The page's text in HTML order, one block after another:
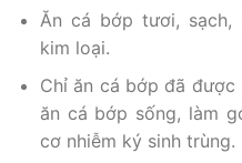
Ăn cá bớp tươi, sạch,
kim loại.
Chỉ ăn cá bớp đã
ăn cá bớp sống, làm
cơ nhiễm ký sinh trùng.